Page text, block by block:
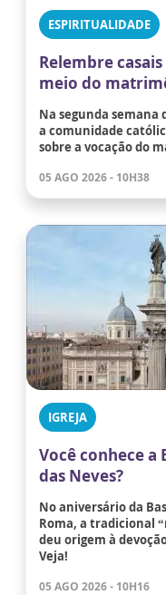
ESPIRITUALIDADE
Relembre
meio do
Na segunda semana
a comunidade
sobre a vocação do
05 AGO 2026 - 10H38
IGREJA
Você conhece a
das Neves?
No aniversário da
Roma, a tradicional
deu origem à
Veja!
05 AGO 2026 - 10H16